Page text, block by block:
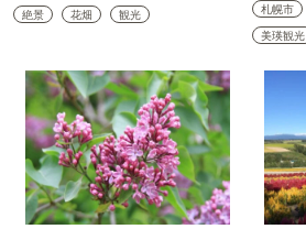
絶景
花畑 観光
札幌市
美瑛観光